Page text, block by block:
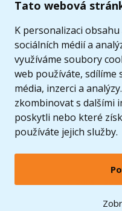
Tato webová
K personalizaci
sociálních médií a
využíváme soubory
web používáte, sdílíme
média, inzerci a
zkombinovat s dalšími
poskytli nebo které
používáte jejich služby.
© 2005 -
LEGO, logo LEGO a minifigurka jsou
2024